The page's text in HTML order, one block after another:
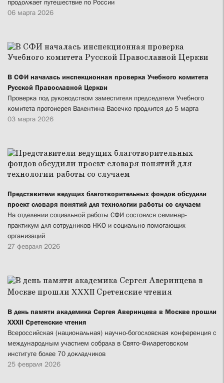
продолжает путешествие по России
06 марта 2026
В СФИ началась инспекционная проверка Учебного комитета
Русской Православной Церкви
Проверка под руководством заместителя председателя Учебного
комитета протоиерея Валентина Васечко продлится до 5 марта
03 марта 2026
Представители ведущих благотворительных фондов обсудили
проект словаря понятий для технологии работы со случаем
На отделении социальной работы СФИ состоялся семинар-
практикум для сотрудников НКО и социально помогающих
организаций
27 февраля 2026
В день памяти академика Сергея Аверинцева в Москве прошли
XXXII Сретенские чтения
Всероссийская (национальная) научно-богословская конференция с
международным участием собрала в Свято-Филаретовском
институте более 70 докладчиков
25 февраля 2026